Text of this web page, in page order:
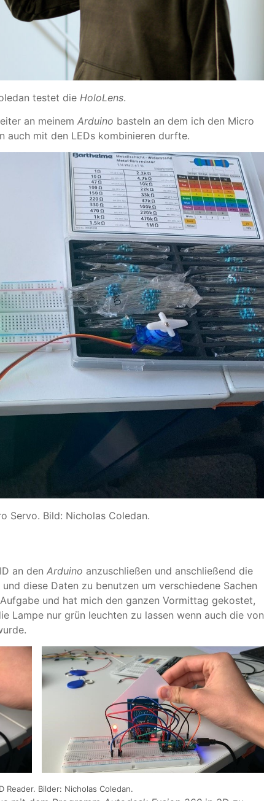
testet die HoloLens.
an meinem Arduino basteln an dem ich den Micro
auch mit den LEDs kombinieren durfte.
Servo. Bild: Nicholas Coledan.
an den Arduino anzuschließen und anschließend die
diese Daten zu benutzen um verschiedene Sachen
und hat mich den ganzen Vormittag gekostet,
Lampe nur grün leuchten zu lassen wenn auch die von
Reader. Bilder: Nicholas Coledan.